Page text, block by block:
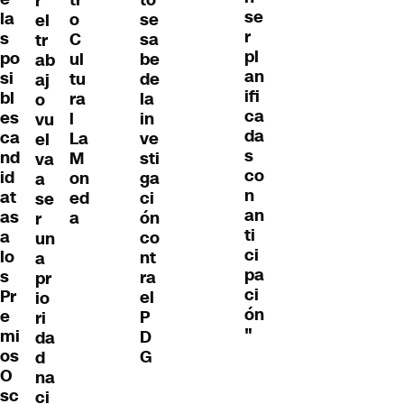
la
s
po
si
bl
es
ca
nd
id
at
as
a
lo
s
Pr
e
mi
os
O
sc
el
tr
ab
aj
o
vu
el
va
a
se
r
un
a
pr
io
ri
da
d
na
ci
o
C
ul
tu
ra
l
La
M
on
ed
a
se
sa
be
de
la
in
ve
sti
ga
ci
ón
co
nt
ra
el
P
D
G
se
r
pl
an
ifi
ca
da
s
co
n
an
ti
ci
pa
ci
ón
"